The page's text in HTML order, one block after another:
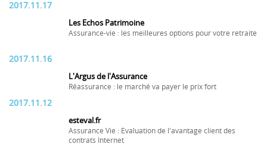
2017.11.17
Les Echos Patrimoine
Assurance-vie : les meilleures options pour votre retraite
2017.11.16
L'Argus de l'Assurance
Réassurance : le marché va payer le prix fort
2017.11.12
esteval.fr
Assurance Vie : Evaluation de l'avantage client des
contrats Internet